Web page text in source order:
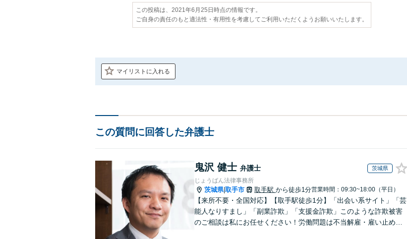
この投稿は、2021年6月25日時点の情報です。
ご自身の責任のもと適法性・有用性を考慮してご利用いただくようお願いいたします。
マイリストに入れる
この質問に回答した弁護士
鬼沢 健士 弁護士 茨城県
じょうばん法律事務所
茨城県|取手市 取手駅 から徒歩1分営業時間：09:30~18:00（平日）
【来所不要・全国対応】【取手駅徒歩1分】「出会い系サイト」「芸
能人なりすまし」「副業詐欺」「支援金詐欺」このような詐欺被害
のご相談は私にお任せください！労働問題は不当解雇・雇い止め・